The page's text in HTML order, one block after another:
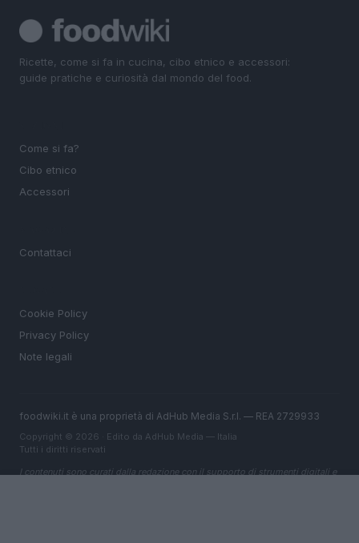
Ricette, come si fa in cucina, cibo etnico e accessori:
guide pratiche e curiosità dal mondo del food.
Come si fa?
Cibo etnico
Accessori
Contattaci
Cookie Policy
Privacy Policy
Note legali
foodwiki.it è una proprietà di AdHub Media S.r.l. — REA 2729933
Copyright © 2026 · Edito da AdHub Media — Italia
Tutti i diritti riservati
I contenuti sono curati dalla redazione con il supporto di strumenti digitali e